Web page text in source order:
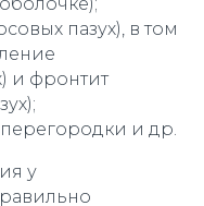
пазух), в том
и фронтит
и др.
у